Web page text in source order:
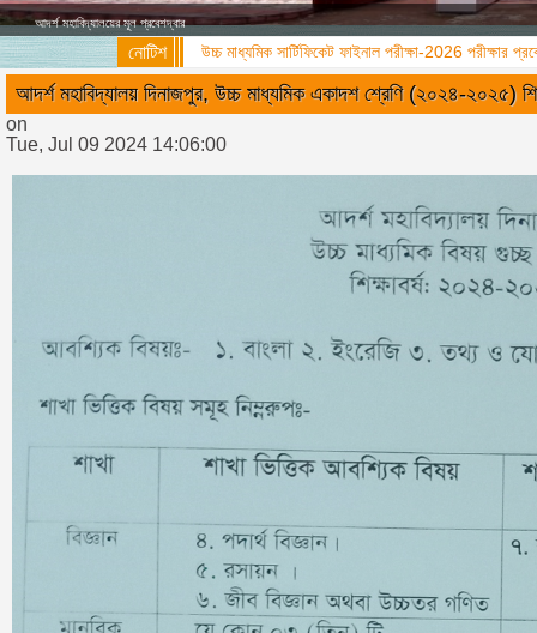
আদর্শ মহাবিদ্যালয়ের মূল প্রবেশদ্বার
নোটিশ উচ্চ মাধ্যমিক সার্টিফিকেট ফাইনাল পরীক্ষা-2026 পরীক্ষার
আদর্শ মহাবিদ্যালয় দিনাজপুর, উচ্চ মাধ্যমিক একাদশ শ্রেণি (২০২৪-২০২৫)
on
Tue, Jul 09 2024 14:06:00